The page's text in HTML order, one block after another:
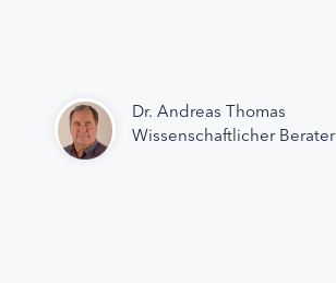
Dr. Andreas Thomas
Wissenschaftlicher Berater